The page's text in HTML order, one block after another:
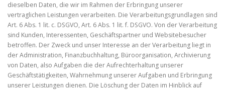
dieselben Daten, die wir im Rahmen der Erbringung unserer
vertraglichen Leistungen verarbeiten. Die Verarbeitungsgrundlagen sind
Art. 6 Abs. 1 lit. c. DSGVO, Art. 6 Abs. 1 lit. f. DSGVO. Von der Verarbeitung
sind Kunden, Interessenten, Geschäftspartner und Websitebesucher
betroffen. Der Zweck und unser Interesse an der Verarbeitung liegt in
der Administration, Finanzbuchhaltung, Büroorganisation, Archivierung
von Daten, also Aufgaben die der Aufrechterhaltung unserer
Geschäftstätigkeiten, Wahrnehmung unserer Aufgaben und Erbringung
unserer Leistungen dienen. Die Löschung der Daten im Hinblick auf